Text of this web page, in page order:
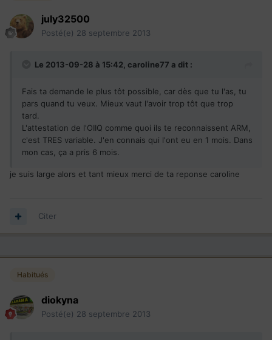
july32500
Posté(e) 28 septembre 2013
Le 2013-09-28 à 15:42, caroline77 a dit :
Fais ta demande le plus tôt possible, car dès que tu l'as, tu
pars quand tu veux. Mieux vaut l'avoir trop tôt que trop
tard.
L'attestation de l'OIIQ comme quoi ils te reconnaissent ARM,
c'est TRES variable. J'en connais qui l'ont eu en 1 mois. Dans
mon cas, ça a pris 6 mois.
je suis large alors et tant mieux merci de ta reponse caroline
Citer
Habitués
diokyna
Posté(e) 28 septembre 2013